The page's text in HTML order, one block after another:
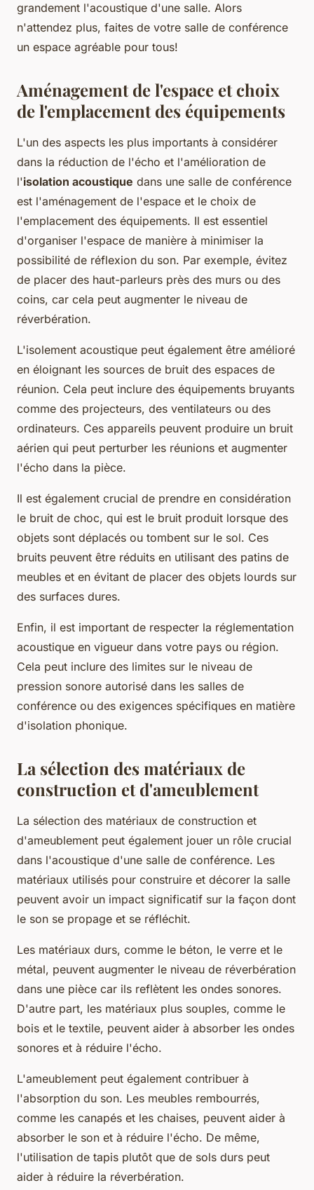
grandement l'acoustique d'une salle. Alors
n'attendez plus, faites de votre salle de conférence
un espace agréable pour tous!
Aménagement de l'espace et choix
de l'emplacement des équipements
L'un des aspects les plus importants à considérer
dans la réduction de l'écho et l'amélioration de
l'isolation acoustique dans une salle de conférence
est l'aménagement de l'espace et le choix de
l'emplacement des équipements. Il est essentiel
d'organiser l'espace de manière à minimiser la
possibilité de réflexion du son. Par exemple, évitez
de placer des haut-parleurs près des murs ou des
coins, car cela peut augmenter le niveau de
réverbération.
L'isolement acoustique peut également être amélioré
en éloignant les sources de bruit des espaces de
réunion. Cela peut inclure des équipements bruyants
comme des projecteurs, des ventilateurs ou des
ordinateurs. Ces appareils peuvent produire un bruit
aérien qui peut perturber les réunions et augmenter
l'écho dans la pièce.
Il est également crucial de prendre en considération
le bruit de choc, qui est le bruit produit lorsque des
objets sont déplacés ou tombent sur le sol. Ces
bruits peuvent être réduits en utilisant des patins de
meubles et en évitant de placer des objets lourds sur
des surfaces dures.
Enfin, il est important de respecter la réglementation
acoustique en vigueur dans votre pays ou région.
Cela peut inclure des limites sur le niveau de
pression sonore autorisé dans les salles de
conférence ou des exigences spécifiques en matière
d'isolation phonique.
La sélection des matériaux de
construction et d'ameublement
La sélection des matériaux de construction et
d'ameublement peut également jouer un rôle crucial
dans l'acoustique d'une salle de conférence. Les
matériaux utilisés pour construire et décorer la salle
peuvent avoir un impact significatif sur la façon dont
le son se propage et se réfléchit.
Les matériaux durs, comme le béton, le verre et le
métal, peuvent augmenter le niveau de réverbération
dans une pièce car ils reflètent les ondes sonores.
D'autre part, les matériaux plus souples, comme le
bois et le textile, peuvent aider à absorber les ondes
sonores et à réduire l'écho.
L'ameublement peut également contribuer à
l'absorption du son. Les meubles rembourrés,
comme les canapés et les chaises, peuvent aider à
absorber le son et à réduire l'écho. De même,
l'utilisation de tapis plutôt que de sols durs peut
aider à réduire la réverbération.